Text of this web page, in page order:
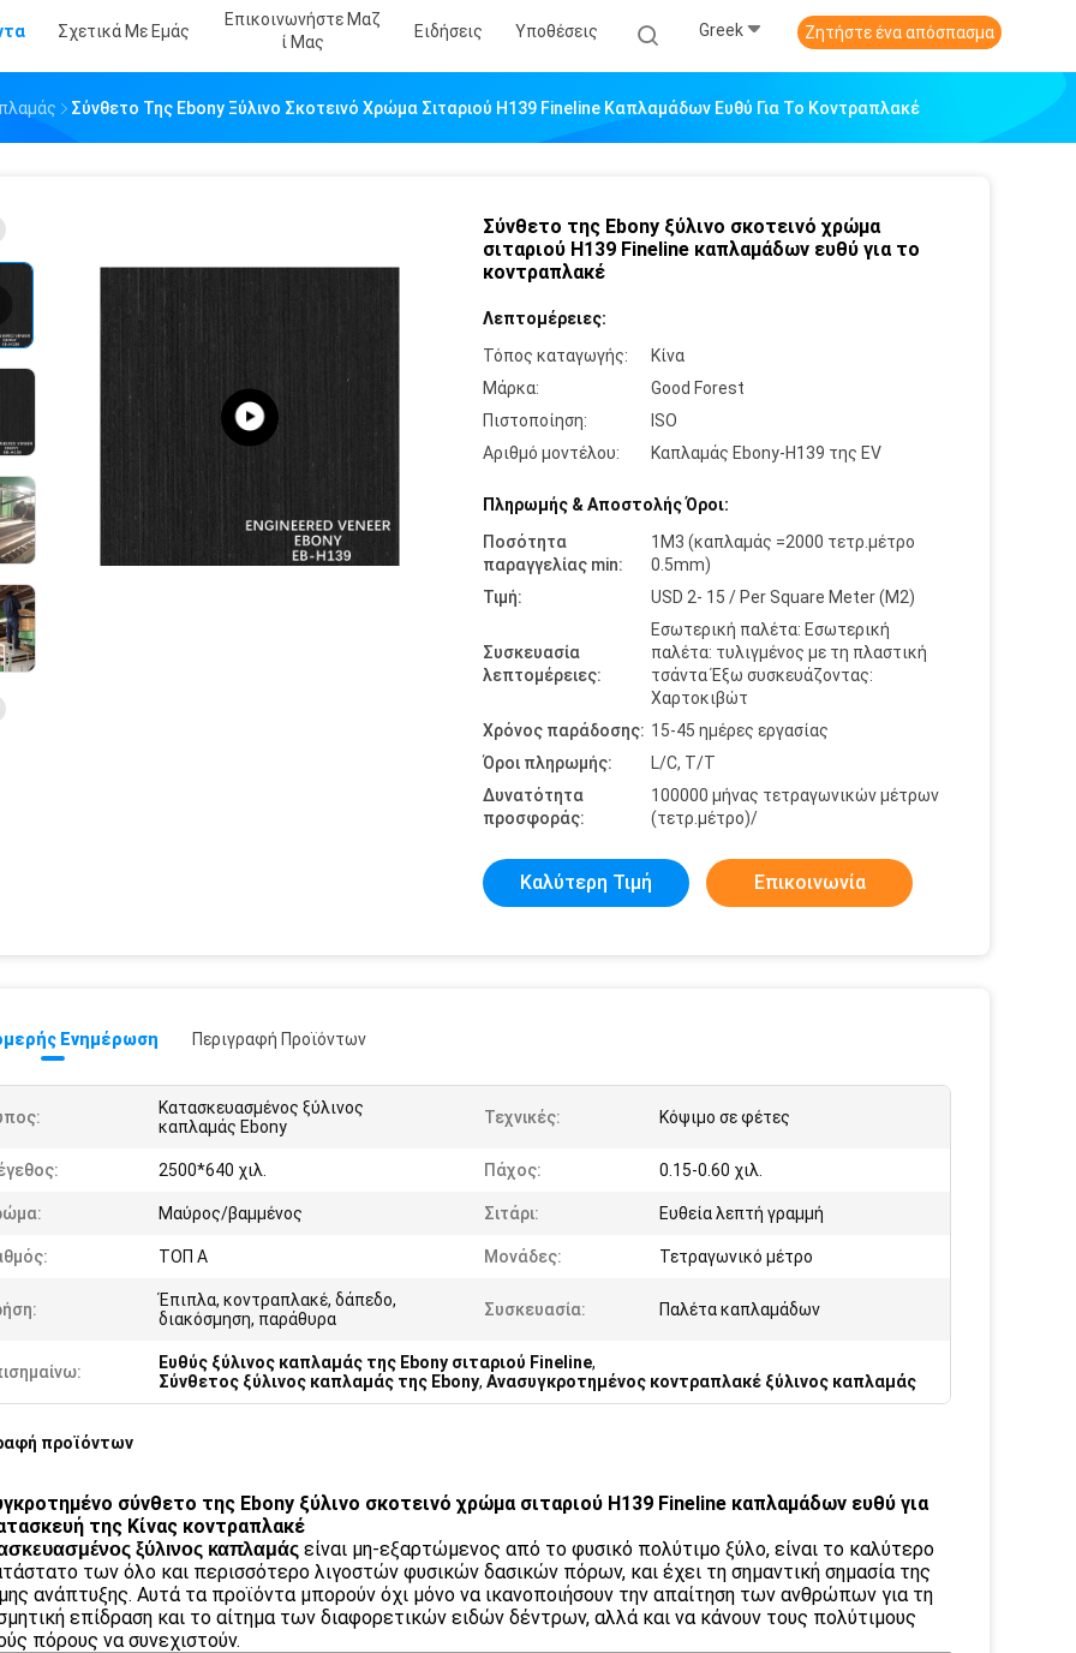
Σχετικά Με Εμάς
Επικοινωνήστε Μαζ
Ί Μας
Ειδήσεις Υποθέσεις Greek Ζητήστε ένα απόσπασμα
Σύνθετο Της Ebony Ξύλινο Σκοτεινό Χρώμα Σιταριού H139 Fineline Καπλαμάδων Ευθύ Για Το Κοντραπλακέ
Σύνθετο της Ebony ξύλινο σκοτεινό χρώμα
σιταριού H139 Fineline καπλαμάδων ευθύ για το
κοντραπλακέ
Λεπτομέρειες:
Τόπος καταγωγής:
Κίνα
Μάρκα:
Good Forest
Πιστοποίηση:
ISO
Αριθμό μοντέλου:
Καπλαμάς Ebony-H139 της EV
Πληρωμής & Αποστολής Όροι:
Ποσότητα
παραγγελίας min:
1M3 (καπλαμάς =2000 τετρ.μέτρο
0.5mm)
Τιμή:
USD 2- 15 / Per Square Meter (M2)
Συσκευασία
λεπτομέρειες:
Εσωτερική παλέτα: Εσωτερική
παλέτα: τυλιγμένος με τη πλαστική
τσάντα Έξω συσκευάζοντας:
Χαρτοκιβώτ
Χρόνος παράδοσης: 15-45 ημέρες εργασίας
Όροι πληρωμής:
L/C, T/T
Δυνατότητα
προσφοράς:
100000 μήνας τετραγωνικών μέτρων
(τετρ.μέτρο)/
Καλύτερη Τιμή Επικοινωνία
Ενημέρωση Περιγραφή Προϊόντων
Κατασκευασμένος ξύλινος
καπλαμάς Ebony
Τεχνικές: Κόψιμο σε φέτες
2500*640 χιλ. Πάχος: 0.15-0.60 χιλ.
Μαύρος/βαμμένος Σιτάρι: Ευθεία λεπτή γραμμή
ΤΟΠ Α Μονάδες: Τετραγωνικό μέτρο
Έπιπλα, κοντραπλακέ, δάπεδο,
διακόσμηση, παράθυρα
Συσκευασία: Παλέτα καπλαμάδων
Ευθύς ξύλινος καπλαμάς της Ebony σιταριού Fineline,
Σύνθετος ξύλινος καπλαμάς της Ebony, Ανασυγκροτημένος κοντραπλακέ ξύλινος καπλαμάς
προϊόντων
σύνθετο της Ebony ξύλινο σκοτεινό χρώμα σιταριού H139 Fineline καπλαμάδων ευθύ για
της Κίνας κοντραπλακέ
ξύλινος καπλαμάς είναι μη-εξαρτώμενος από το φυσικό πολύτιμο ξύλο, είναι το καλύτερο
των όλο και περισσότερο λιγοστών φυσικών δασικών πόρων, και έχει τη σημαντική σημασία της
ανάπτυξης. Αυτά τα προϊόντα μπορούν όχι μόνο να ικανοποιήσουν την απαίτηση των ανθρώπων για τη
επίδραση και το αίτημα των διαφορετικών ειδών δέντρων, αλλά και να κάνουν τους πολύτιμους
πόρους να συνεχιστούν.